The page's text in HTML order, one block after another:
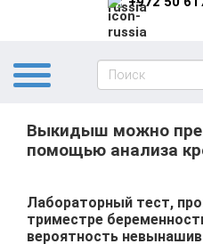
Выкидыш можно
помощью анализа
Лабораторный тест,
триместре
вероятность